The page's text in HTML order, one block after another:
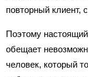
повторный клиент,
Поэтому
обещает
человек, который